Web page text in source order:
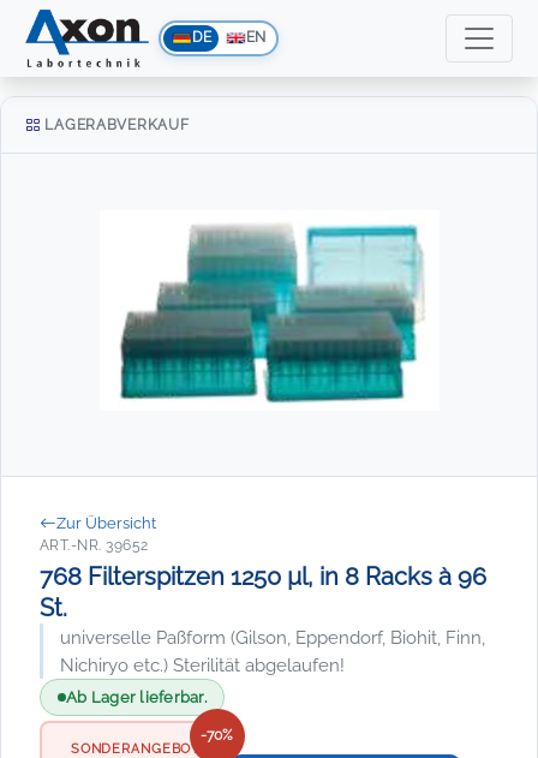
DE EN
LAGERABVERKAUF
Zur Übersicht
ART.-NR. 39652
768 Filterspitzen 1250 µl, in 8 Racks à 96
St.
universelle Paßform (Gilson, Eppendorf, Biohit, Finn,
Nichiryo etc.) Sterilität abgelaufen!
Ab Lager lieferbar.
-70%
SONDERANGEBOT